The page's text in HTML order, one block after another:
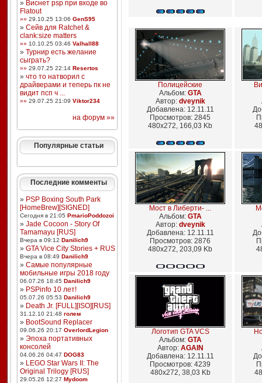
» Виснет psp при входе во
Flatout
»» 29.10.25 13:06 GenS95
» Сейв для Ratchet &
clank:size matters
»» 10.10.25 03:46 Valhall88
» Турнир есть желание
сыграть?
»» 29.07.25 22:14 Resertos
» что то натворил с
драйверами и теперь пк не
видит псп ч ...
»» 29.07.25 21:09 Viktor234
на форум »»
Популярные статьи
Последние комменты
» PSP Boxing South Park
[HomeBrew][SIGNED]
Сегодня в 21:05 PmarioPoddozoi
» Jade Cocoon - Story Of
Tamamayu [RUS]
Вчера в 09:12 Danilich9
» GTA Vice City Stories + RUS
Вчера в 08:49 Danilich9
» Самые популярные
мобильные игры 2018 году
06.07.26 18:45 Danilich9
» PSPinfo 10 лет!
05.07.26 05:53 Danilich9
» Death Jr. [FULL][ISO][RUS]
31.12.10 21:48 голем
» BootSound Replacer
09.06.26 20:17 OverlordLegion
» Эпоха портативных
консолей
04.06.26 04:47 DOG83
» LEGO Star Wars II: The
Original Trilogy [RUS]
29.05.26 12:27 Mydoom
Полицейские
Альбом: GTA
Автор: dveynik
Добавлена: 12.11.11
Просмотров: 2845
480x272, 166,03 Kb
Мост в Либерти- ...
Альбом: GTA
Автор: dveynik
Добавлена: 12.11.11
Просмотров: 2876
480x272, 203,09 Kb
Логотип GTA VCS
Альбом: GTA
Автор: AGAIN
Добавлена: 12.11.11
Просмотров: 4239
480x272, 38,03 Kb